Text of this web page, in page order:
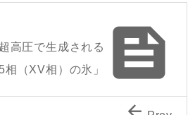

高圧で生成される
相（XV相）の氷」